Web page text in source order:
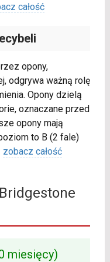
całość
opony,
odgrywa ważną rolę
Opony dzielą
oznaczane przed
opony mają
to B (2 fale)
zobacz całość
miesięcy)